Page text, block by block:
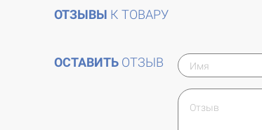
ОТЗЫВЫ К ТОВАРУ
ОСТАВИТЬ ОТЗЫВ